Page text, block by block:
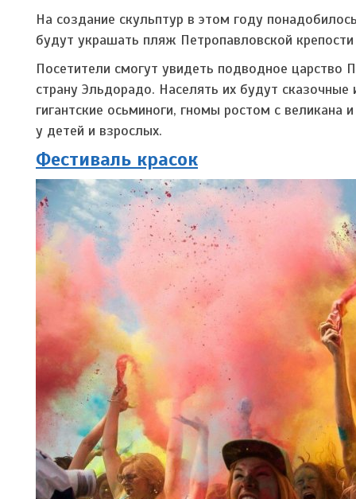
На создание скульптур в этом году
будут украшать пляж Петропавловской
Посетители смогут увидеть подводное
страну Эльдорадо. Населять их будут
гигантские осьминоги, гномы ростом с великана
у детей и взрослых.
Фестиваль красок